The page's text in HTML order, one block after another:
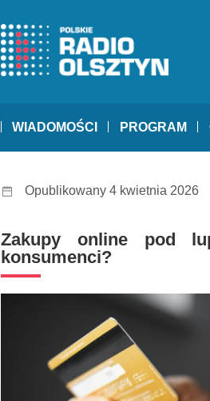
WIADOMOŚCI PROGRAM
Opublikowany 4 kwietnia 2026
Zakupy online pod
konsumenci?